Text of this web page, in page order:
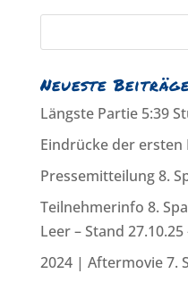
Neueste
Längste Partie 5:39
Eindrücke der ersten
Pressemitteilung 8.
Teilnehmerinfo 8.
Leer – Stand
2024 | Aftermovie 7.